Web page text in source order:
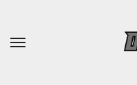
content